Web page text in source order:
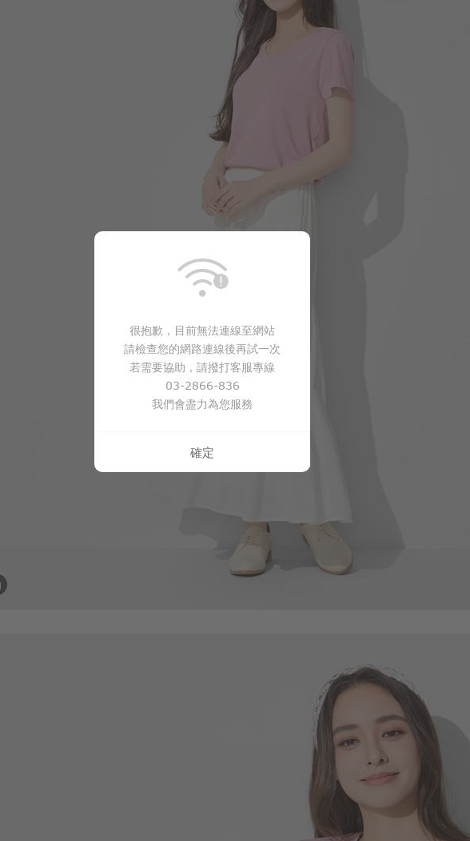
商品售完
很抱歉，目前無法連線至網站
請檢查您的網路連線後再試一次
若需要協助，請撥打客服專線
03-2866-836
我們會盡力為您服務
確定